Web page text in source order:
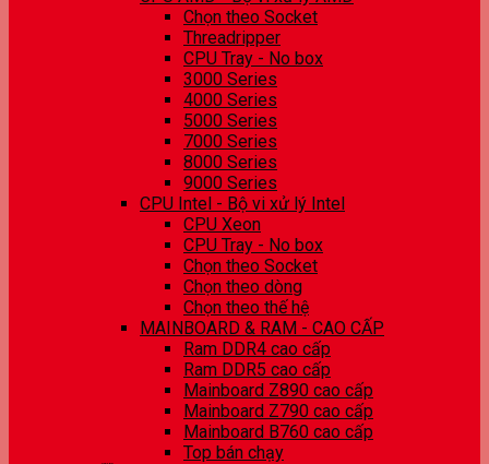
Chọn theo Socket
Threadripper
CPU Tray - No box
3000 Series
4000 Series
5000 Series
7000 Series
8000 Series
9000 Series
CPU Intel - Bộ vi xử lý Intel
CPU Xeon
CPU Tray - No box
Chọn theo Socket
Chọn theo dòng
Chọn theo thế hệ
MAINBOARD & RAM - CAO CẤP
Ram DDR4 cao cấp
Ram DDR5 cao cấp
Mainboard Z890 cao cấp
Mainboard Z790 cao cấp
Mainboard B760 cao cấp
Top bán chạy